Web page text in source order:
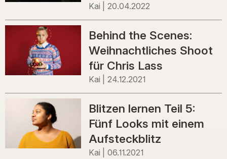
Kai 20.04.2022
Behind the Scenes:
Weihnachtliches Shoot
für Chris Lass
Kai 24.12.2021
Blitzen lernen Teil 5:
Fünf Looks mit einem
Aufsteckblitz
Kai 06.11.2021